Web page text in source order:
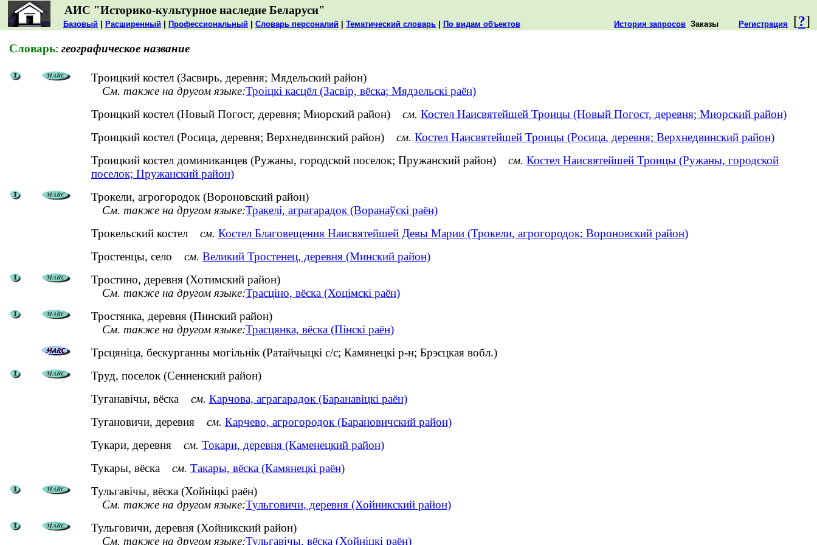
АИС "Историко-культурное наследие Беларуси"
[?]
Базовый Расширенный Профессиональный Словарь персоналий Тематический словарь По видам объектов История запросов Заказы Регистрация
Словарь: географическое название
Троицкий костел (Засвирь, деревня; Мядельский район)
См. также на другом языке:Троіцкі касцёл (Засвір, вёска; Мядзельскі раён)
Троицкий костел (Новый Погост, деревня; Миорский район) см. Костел Наисвятейшей Троицы (Новый Погост, деревня; Миорский район)
Троицкий костел (Росица, деревня; Верхнедвинский район) см. Костел Наисвятейшей Троицы (Росица, деревня; Верхнедвинский район)
Троицкий костел доминиканцев (Ружаны, городской поселок; Пружанский район) см. Костел Наисвятейшей Троицы (Ружаны, городской
поселок; Пружанский район)
Трокели, агрогородок (Вороновский район)
См. также на другом языке:Тракелі, аграгарадок (Воранаўскі раён)
Трокельский костел см. Костел Благовещения Наисвятейшей Девы Марии (Трокели, агрогородок; Вороновский район)
Тростенцы, село см. Великий Тростенец, деревня (Минский район)
Тростино, деревня (Хотимский район)
См. также на другом языке:Трасціно, вёска (Хоцімскі раён)
Тростянка, деревня (Пинский район)
См. также на другом языке:Трасцянка, вёска (Пінскі раён)
Трсцяніца, бескурганны могільнік (Ратайчыцкі с/с; Камянецкі р-н; Брэсцкая вобл.)
Труд, поселок (Сенненский район)
Туганавічы, вёска см. Карчова, аграгарадок (Баранавіцкі раён)
Тугановичи, деревня см. Карчево, агрогородок (Барановичский район)
Тукари, деревня см. Токари, деревня (Каменецкий район)
Тукары, вёска см. Такары, вёска (Камянецкі раён)
Тульгавічы, вёска (Хойніцкі раён)
См. также на другом языке:Тульговичи, деревня (Хойникский район)
Тульговичи, деревня (Хойникский район)
См. также на другом языке:Тульгавічы, вёска (Хойніцкі раён)